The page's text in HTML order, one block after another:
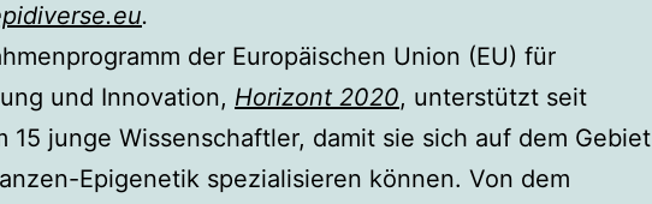
.
der Europäischen Union (EU) für
und Innovation, Horizont 2020, unterstützt seit
15 junge Wissenschaftler, damit sie sich auf dem Gebiet
Epigenetik spezialisieren können. Von dem